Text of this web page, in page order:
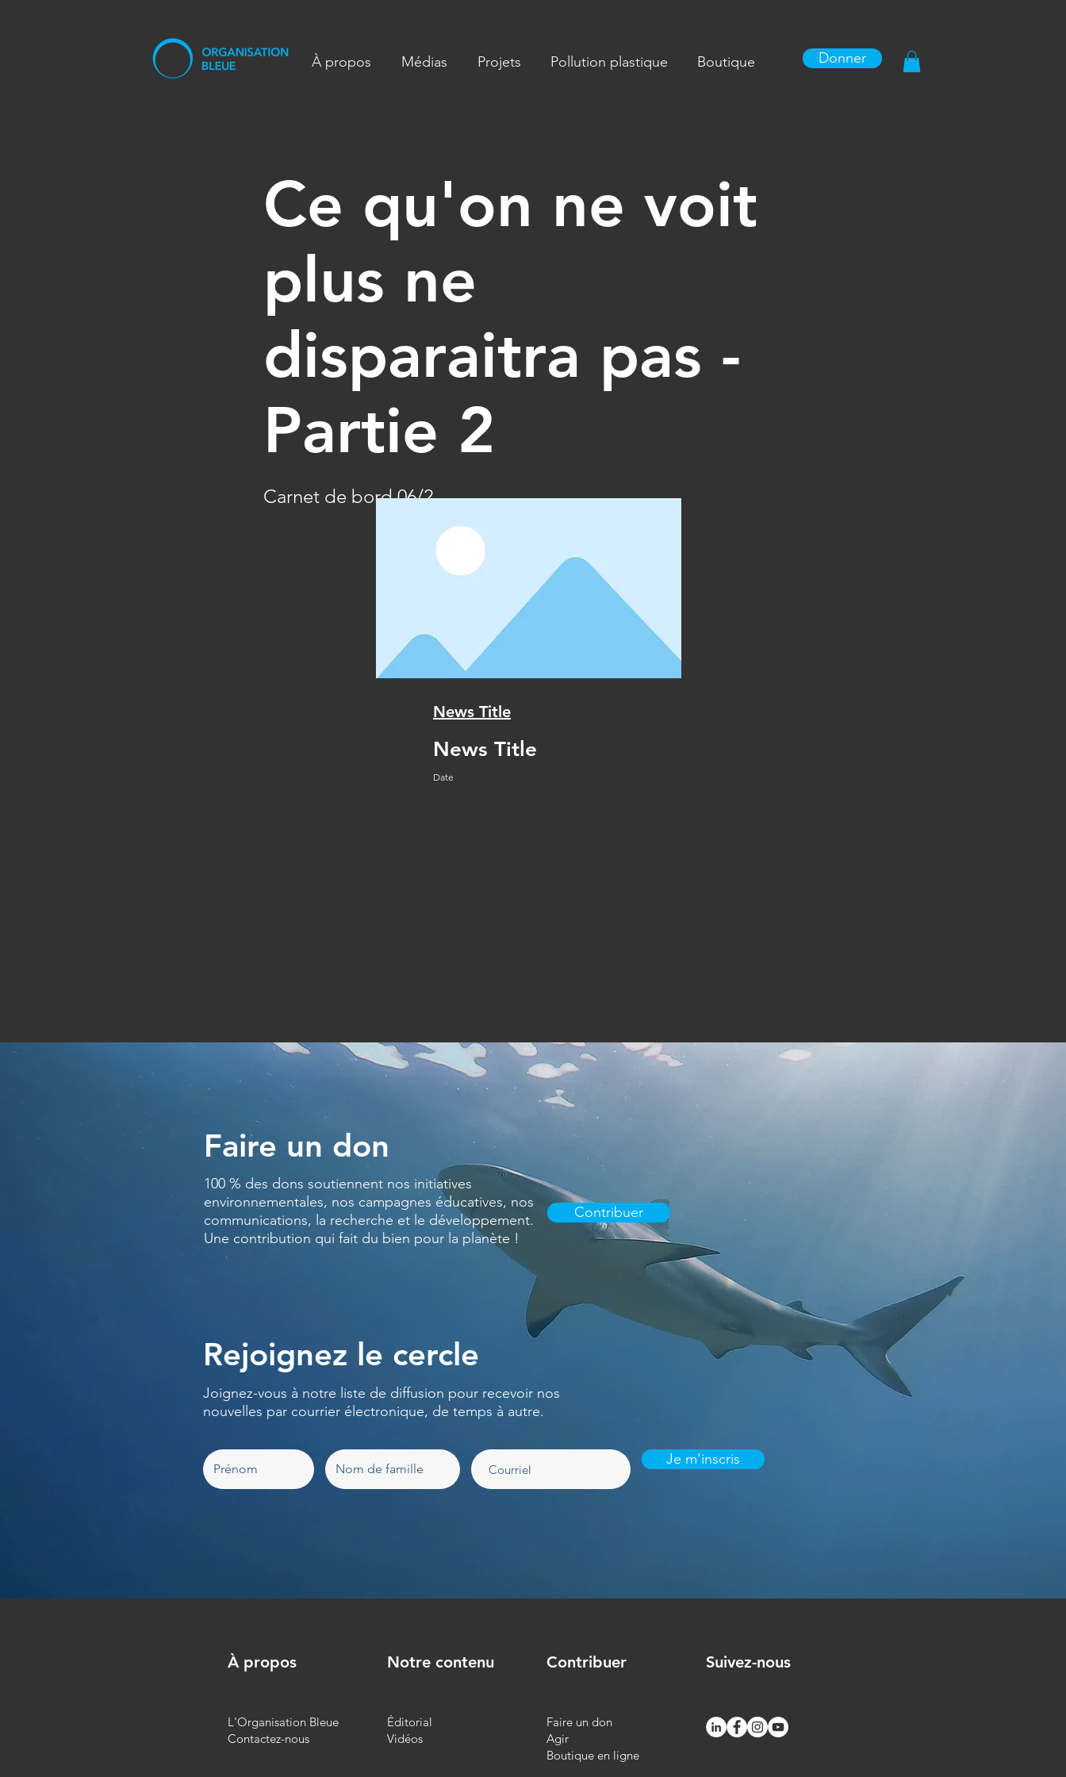
À propos Médias Projets Pollution plastique Boutique Donner
Ce qu'on ne voit
plus ne
disparaitra pas -
Partie 2
Carnet de bord 06/2
News Title
News Title
Date
Faire un don
100 % des dons soutiennent nos initiatives
environnementales, nos campagnes éducatives, nos
communications, la recherche et le développement.
Une contribution qui fait du bien pour la planète !
Contribuer
Rejoignez le cercle
Joignez-vous à notre liste de diffusion pour recevoir nos
nouvelles par courrier électronique, de temps à autre.
Je m'inscris
À propos Notre contenu Contribuer Suivez-nous
L'Organisation Bleue
Contactez-nous
Éditorial
Vidéos
Faire un don
Agir
Boutique en ligne